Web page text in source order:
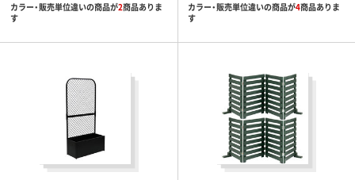
カラー・販売単位違いの商品が2商品ありま
す
カラー・販売単位違いの商品が4商品ありま
す